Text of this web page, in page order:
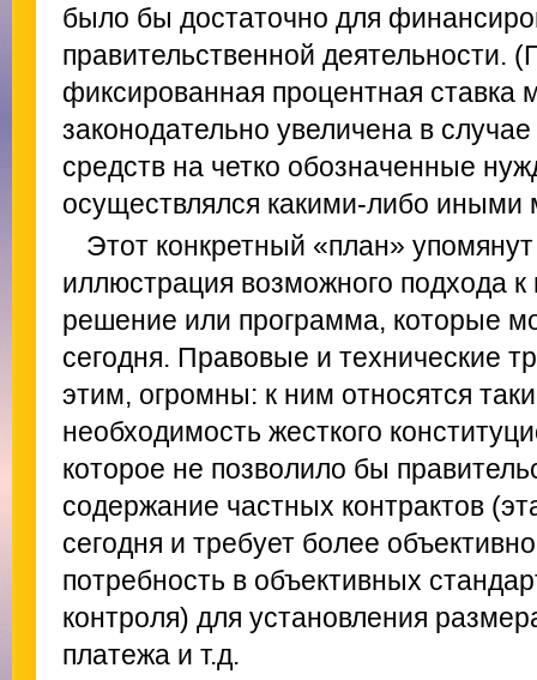
было бы достаточно для
правительственной деятельности.
фиксированная процентная ставка
законодательно увеличена в
средств на четко обозначенные
осуществлялся какими-либо иными
Этот конкретный «план» упомянут
иллюстрация возможного подхода
решение или программа, которые
сегодня. Правовые и технические
этим, огромны: к ним относятся
необходимость жесткого
которое не позволило бы
содержание частных контрактов
сегодня и требует более
потребность в объективных
контроля) для установления
платежа и т.д.